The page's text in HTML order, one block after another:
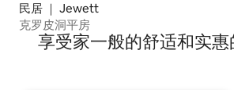
民居 ｜ Jewett
克罗皮洞平房
享受家一般的舒适和实